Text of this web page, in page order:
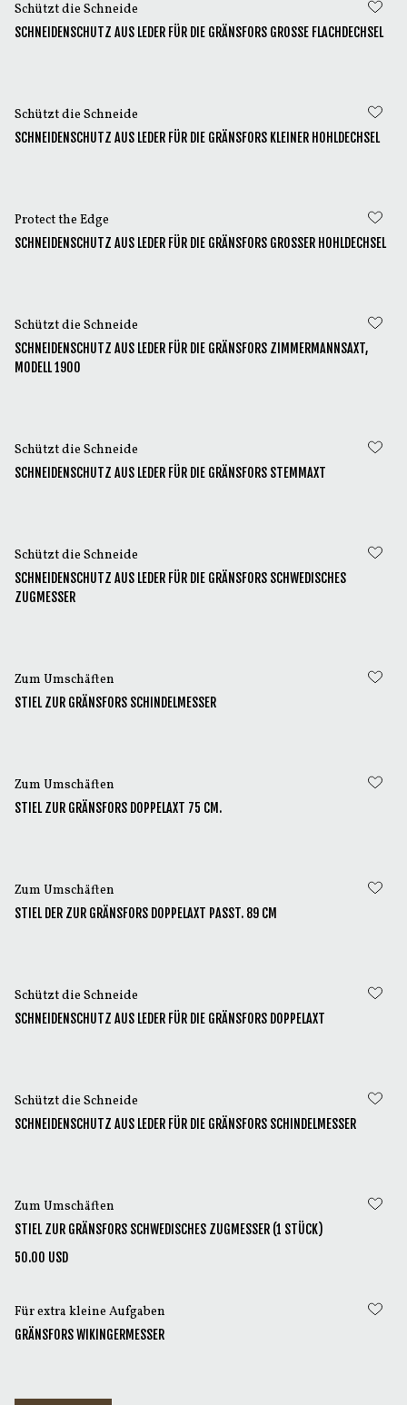
Schützt die Schneide
SCHNEIDENSCHUTZ AUS LEDER FÜR DIE GRÄNSFORS GROSSE FLACHDECHSEL
Schützt die Schneide
SCHNEIDENSCHUTZ AUS LEDER FÜR DIE GRÄNSFORS KLEINER HOHLDECHSEL
Protect the Edge
SCHNEIDENSCHUTZ AUS LEDER FÜR DIE GRÄNSFORS GROSSER HOHLDECHSEL
Schützt die Schneide
SCHNEIDENSCHUTZ AUS LEDER FÜR DIE GRÄNSFORS ZIMMERMANNSAXT,
MODELL 1900
Schützt die Schneide
SCHNEIDENSCHUTZ AUS LEDER FÜR DIE GRÄNSFORS STEMMAXT
Schützt die Schneide
SCHNEIDENSCHUTZ AUS LEDER FÜR DIE GRÄNSFORS SCHWEDISCHES
ZUGMESSER
Zum Umschäften
STIEL ZUR GRÄNSFORS SCHINDELMESSER
Zum Umschäften
STIEL ZUR GRÄNSFORS DOPPELAXT 75 CM.
Zum Umschäften
STIEL DER ZUR GRÄNSFORS DOPPELAXT PASST. 89 CM
Schützt die Schneide
SCHNEIDENSCHUTZ AUS LEDER FÜR DIE GRÄNSFORS DOPPELAXT
Schützt die Schneide
SCHNEIDENSCHUTZ AUS LEDER FÜR DIE GRÄNSFORS SCHINDELMESSER
Zum Umschäften
STIEL ZUR GRÄNSFORS SCHWEDISCHES ZUGMESSER (1 STÜCK)
50.00 USD
Für extra kleine Aufgaben
GRÄNSFORS WIKINGERMESSER